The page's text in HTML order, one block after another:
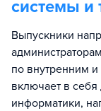
системы и
Выпускники
по внутренним
включает в
информатики,